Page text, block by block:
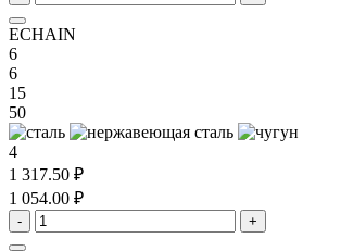
ECHAIN
6
6
15
50
4
1 317.50 ₽
1 054.00 ₽
- +